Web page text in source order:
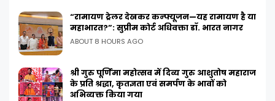
“रामायण ट्रेलर देखकर कन्फ्यूजन—यह रामायण है या
महाभारत?”: सुप्रीम कोर्ट अधिवक्ता डॉ. भारत नागर
ABOUT 8 HOURS AGO
श्री गुरु पूर्णिमा महोत्सव में दिव्य गुरु आशुतोष महाराज
के प्रति श्रद्धा, कृतज्ञता एवं समर्पण के भावों को
अभिव्यक्त किया गया